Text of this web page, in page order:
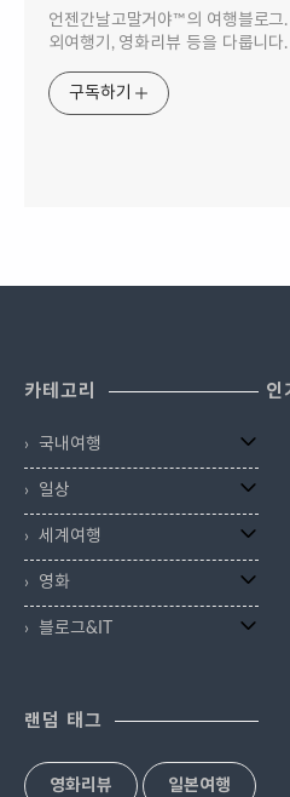
언젠간날고말거야™의 여행블로그.
외여행기, 영화리뷰 등을 다룹니다.
구독하기
카테고리
국내여행
일상
세계여행
영화
블로그&IT
인
랜덤 태그
영화리뷰 일본여행